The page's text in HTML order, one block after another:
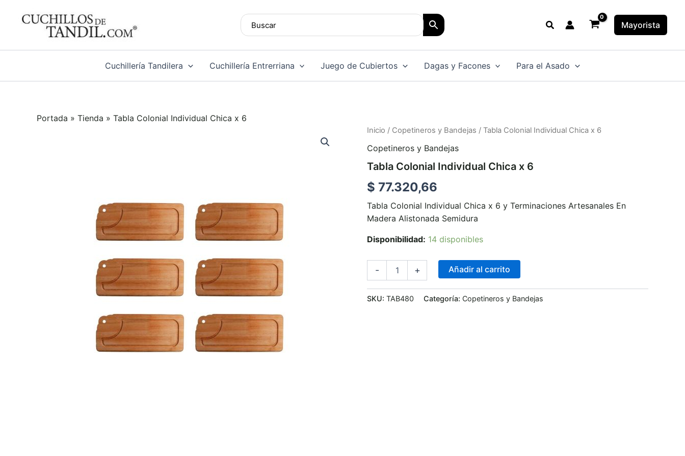
Buscar Mayorista
Cuchillería Tandilera Cuchillería Entrerriana Juego de Cubiertos Dagas y Facones Para el Asado
Portada » Tienda » Tabla Colonial Individual Chica x 6
Inicio / Copetineros y Bandejas / Tabla Colonial Individual Chica x 6
Copetineros y Bandejas
Tabla Colonial Individual Chica x 6
$ 77.320,66
Tabla Colonial Individual Chica x 6 y Terminaciones Artesanales En
Madera Alistonada Semidura
Disponibilidad: 14 disponibles
-
Tabla
Individual
x
6
cantidad
+ Añadir al carrito
SKU: TAB480 Categoría: Copetineros y Bandejas